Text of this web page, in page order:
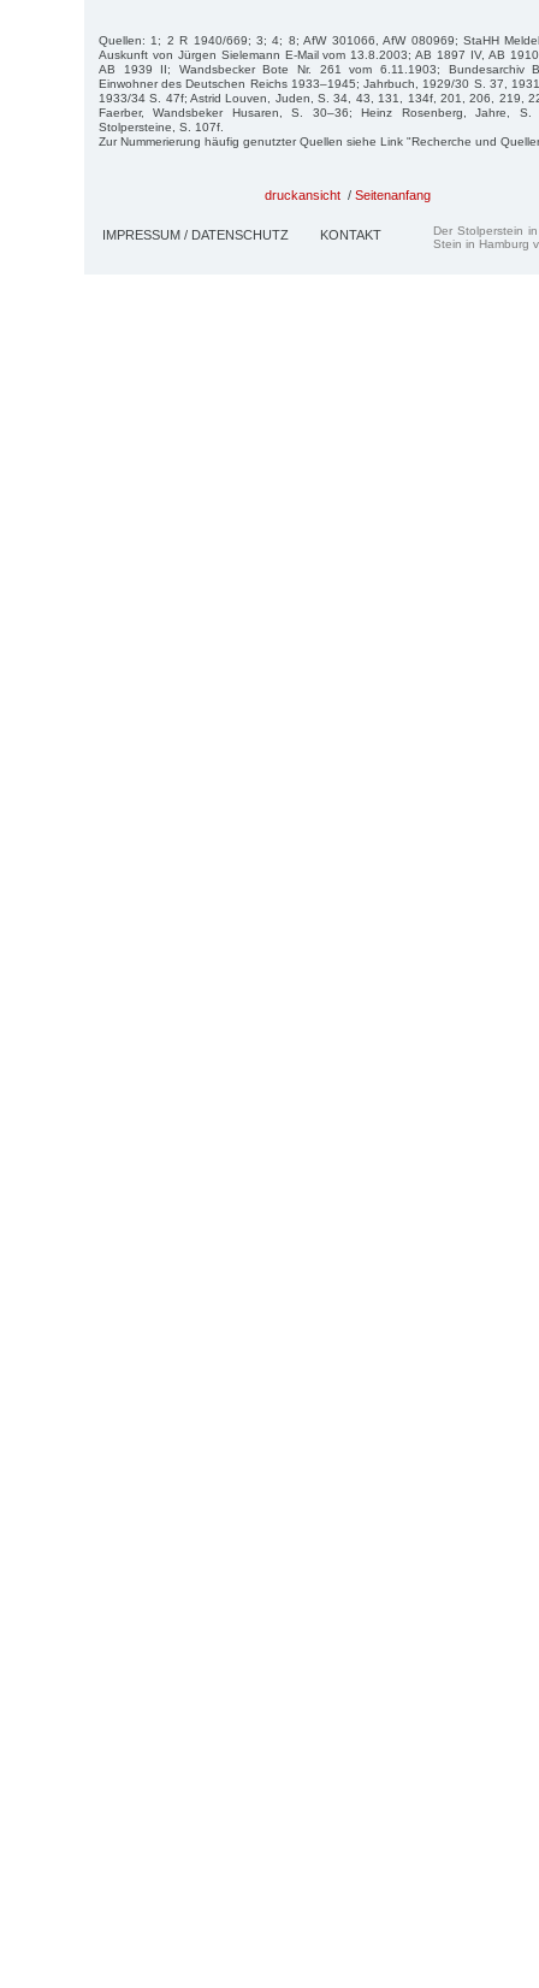
Quellen: 1; 2 R 1940/669; 3; 4; 8; AfW 301066, AfW 080969; StaHH
Auskunft von Jürgen Sielemann E-Mail vom 13.8.2003; AB 1897 IV, AB
AB 1939 II; Wandsbecker Bote Nr. 261 vom 6.11.1903; Bundesarchiv
Einwohner des Deutschen Reichs 1933–1945; Jahrbuch, 1929/30 S. 37,
1933/34 S. 47f; Astrid Louven, Juden, S. 34, 43, 131, 134f, 201, 206, 219,
Faerber, Wandsbeker Husaren, S. 30–36; Heinz Rosenberg, Jahre, S.
Stolpersteine, S. 107f.
Zur Nummerierung häufig genutzter Quellen siehe Link "Recherche und
druckansicht / Seitenanfang
IMPRESSUM / DATENSCHUTZ KONTAKT
Der Stolperstein
Stein in Hamburg